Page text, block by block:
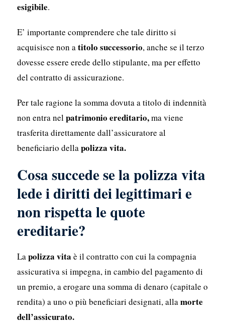
esigibile.
E’ importante comprendere che tale diritto si
acquisisce non atitolo successorio, anche se il terzo
dovesse essere erede dello stipulante, ma per effetto
del contratto di assicurazione.
Per tale ragione la somma dovuta a titolo di indennità
non entra nelpatrimonio ereditario,ma viene
trasferita direttamente dall’assicuratore al
beneficiario dellapolizza vita.
Cosa succede se la polizza vita
lede i diritti dei legittimari e
non rispetta le quote
ereditarie?
Lapolizza vita è il contratto con cui la compagnia
assicurativa si impegna, in cambio del pagamento di
un premio, a erogare una somma di denaro (capitale o
rendita) a uno o più beneficiari designati, allamorte
dell’assicurato.